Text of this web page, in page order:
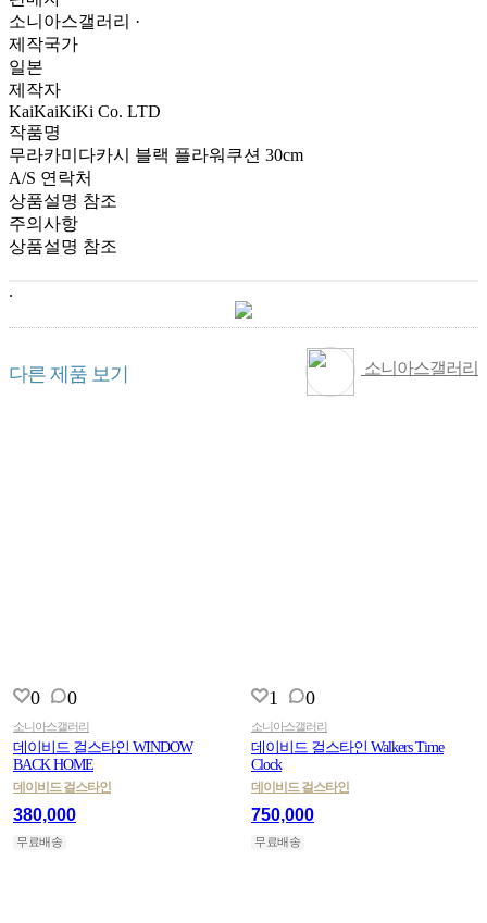
소니아스갤러리 ·
제작국가
일본
제작자
KaiKaiKiKi Co. LTD
작품명
무라카미다카시 블랙 플라워쿠션 30cm
A/S 연락처
상품설명 참조
주의사항
상품설명 참조
.
다른 제품 보기 소니아스갤러리
0 0
소니아스갤러리
데이비드 걸스타인 WINDOW
BACK HOME
데이비드 걸스타인
380,000
무료배송
1 0
소니아스갤러리
데이비드 걸스타인 Walkers Time
Clock
데이비드 걸스타인
750,000
무료배송